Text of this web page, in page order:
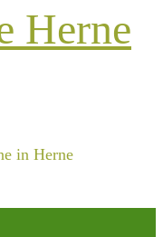
Herne
in Herne